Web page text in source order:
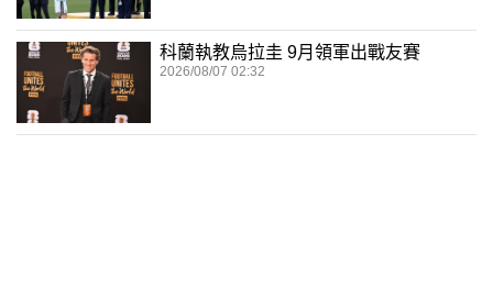
科蘭執教烏拉圭 9月領軍出戰友賽
2026/08/07 02:32